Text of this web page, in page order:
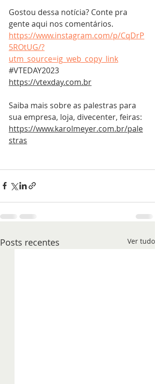
Gostou dessa notícia? Conte pra
gente aqui nos comentários.
https://www.instagram.com/p/CqDrP
5ROtUG/?
utm_source=ig_web_copy_link
#VTEDAY2023
https://vtexday.com.br
Saiba mais sobre as palestras para
sua empresa, loja, divecenter, feiras:
https://www.karolmeyer.com.br/pale
stras
Posts recentes Ver tudo